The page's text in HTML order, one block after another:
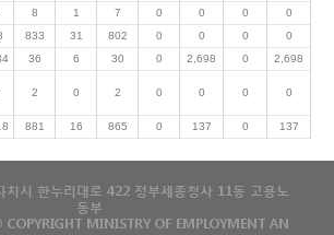
8 1 7 0 0 0
0
833 31 802 0 0 0
0
36 6 30 0 2,698 0 2,698
2 0 2 0 0 0 0
881 16 865 0 137 0 137
치시 한누리대로 422 정부세종청사 11동 고용노
동부
MINISTRY OF EMPLOYMENT AN